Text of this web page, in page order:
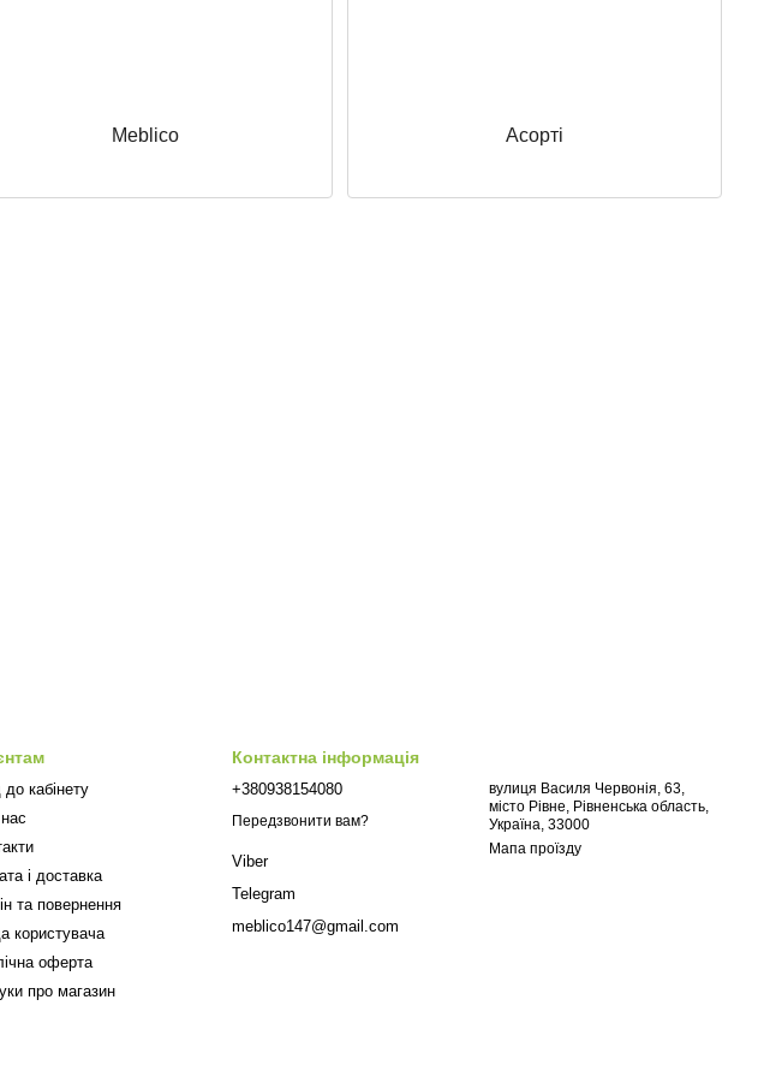
Meblico Асорті
до кабінету
і доставка
та повернення
користувача
оферта
про магазин
Контактна інформація
+380938154080
Передзвонити вам?
Viber
Telegram
meblico147@gmail.com
вулиця Василя Червонія, 63,
місто Рівне, Рівненська область,
Україна, 33000
Мапа проїзду